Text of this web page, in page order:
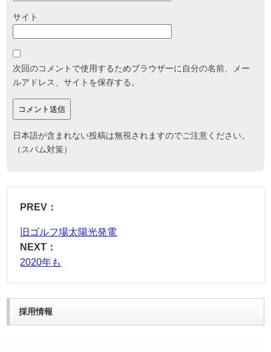
サイト
次回のコメントで使用するためブラウザーに自分の名前、メー
ルアドレス、サイトを保存する。
日本語が含まれない投稿は無視されますのでご注意ください。
（スパム対策）
PREV：
旧ゴルフ場太陽光発電
NEXT：
2020年も
採用情報